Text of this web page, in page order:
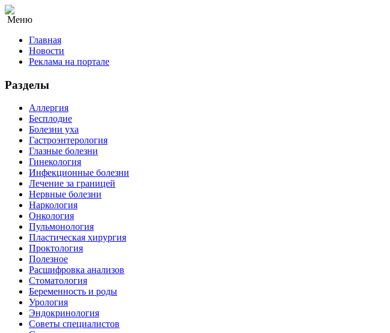
Меню
Главная
Новости
Реклама на портале
Разделы
Аллергия
Бесплодие
Болезни уха
Гастроэнтерология
Глазные болезни
Гинекология
Инфекционные болезни
Лечение за границей
Нервные болезни
Наркология
Онкология
Пульмонология
Пластическая хирургия
Проктология
Полезное
Расшифровка анализов
Стоматология
Беременность и роды
Урология
Эндокринология
Советы специалистов